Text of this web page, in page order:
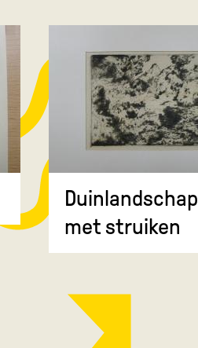
Duinlandschap
met struiken